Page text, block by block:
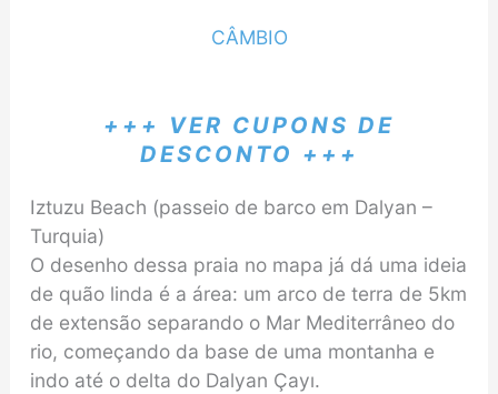
CÂMBIO
+++ VER CUPONS DE
DESCONTO +++
Iztuzu Beach (passeio de barco em Dalyan –
Turquia)
O desenho dessa praia no mapa já dá uma ideia
de quão linda é a área: um arco de terra de 5km
de extensão separando o Mar Mediterrâneo do
rio, começando da base de uma montanha e
indo até o delta do Dalyan Çayı.